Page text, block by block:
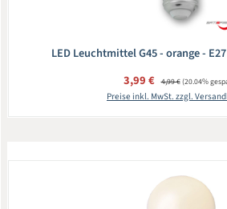
LED Leuchtmittel G45 - orange - E27
Verkaufspreis:
3,99 € Regulärer Preis:
4,99 €(20.04%
Preise inkl. MwSt. zzgl.